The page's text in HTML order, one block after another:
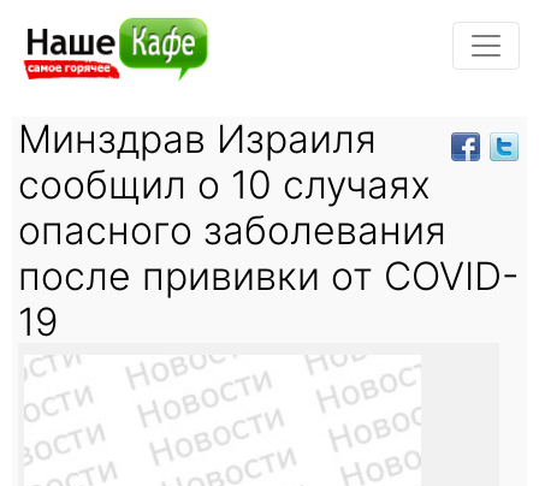
Минздрав Израиля
сообщил о 10 случаях
опасного заболевания
после прививки от COVID-
19